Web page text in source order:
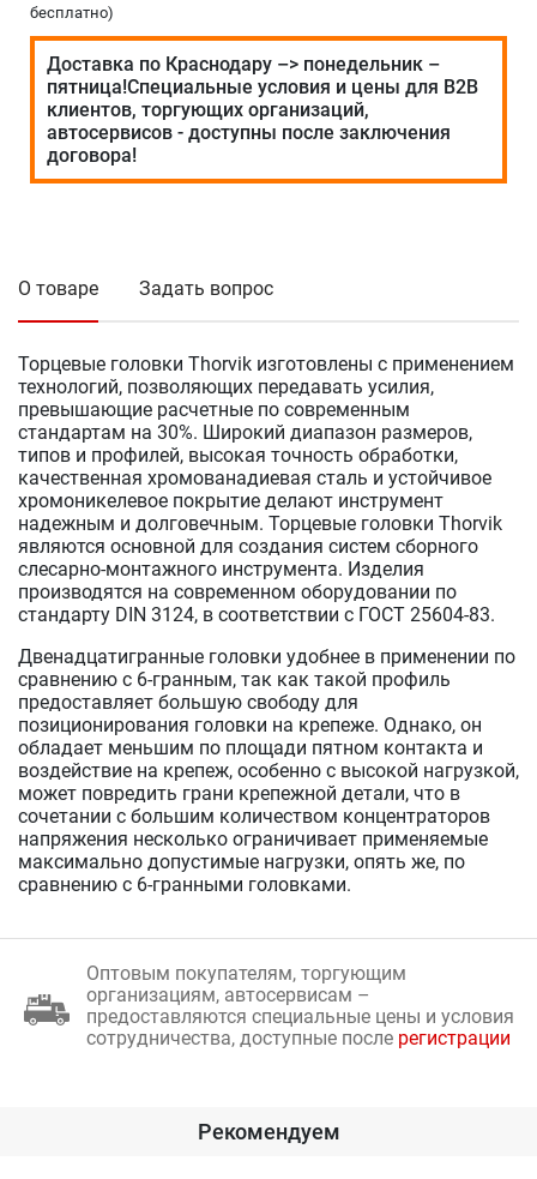
бесплатно)
Доставка по Краснодару –> понедельник –
пятница!Специальные условия и цены для В2В
клиентов, торгующих организаций,
автосервисов - доступны после заключения
договора!
О товаре Задать вопрос
Торцевые головки Thorvik изготовлены с применением
технологий, позволяющих передавать усилия,
превышающие расчетные по современным
стандартам на 30%. Широкий диапазон размеров,
типов и профилей, высокая точность обработки,
качественная хромованадиевая сталь и устойчивое
хромоникелевое покрытие делают инструмент
надежным и долговечным. Торцевые головки Thorvik
являются основной для создания систем сборного
слесарно-монтажного инструмента. Изделия
производятся на современном оборудовании по
стандарту DIN 3124, в соответствии с ГОСТ 25604-83.
Двенадцатигранные головки удобнее в применении по
сравнению с 6-гранным, так как такой профиль
предоставляет большую свободу для
позиционирования головки на крепеже. Однако, он
обладает меньшим по площади пятном контакта и
воздействие на крепеж, особенно с высокой нагрузкой,
может повредить грани крепежной детали, что в
сочетании с большим количеством концентраторов
напряжения несколько ограничивает применяемые
максимально допустимые нагрузки, опять же, по
сравнению с 6-гранными головками.
Оптовым покупателям, торгующим
организациям, автосервисам –
предоставляются специальные цены и условия
сотрудничества, доступные после регистрации
Рекомендуем